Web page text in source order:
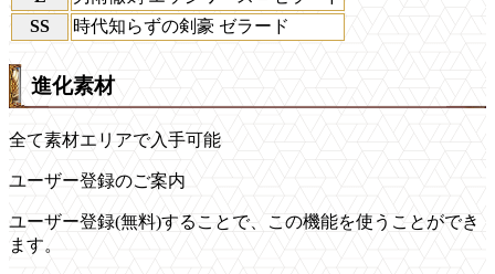
SS
時代知らずの剣豪 ゼラード
進化素材
全て素材エリアで入手可能
ユーザー登録のご案内
ユーザー登録(無料)することで、この機能を使うことができ
ます。